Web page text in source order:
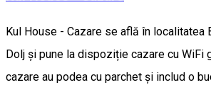
Kul House - Cazare se află în localitatea
Dolj și pune la dispoziție cazare cu WiFi
cazare au podea cu parchet și includ o